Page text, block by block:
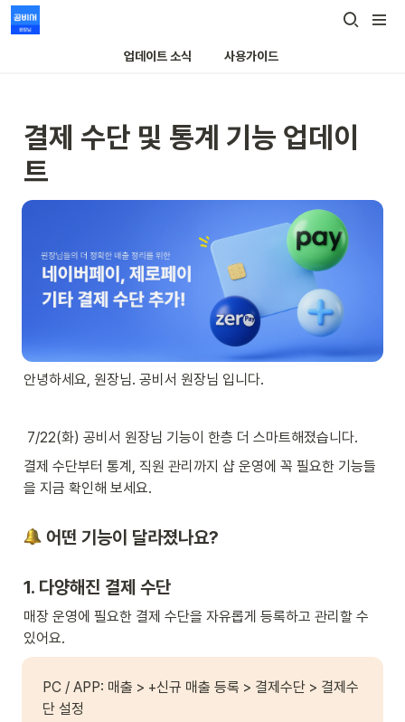
업데이트 소식 사용가이드
결제 수단 및 통계 기능 업데이
트
안녕하세요, 원장님. 공비서 원장님 입니다.
7/22(화) 공비서 원장님 기능이 한층 더 스마트해졌습니다.
결제 수단부터 통계, 직원 관리까지 샵 운영에 꼭 필요한 기능들
을 지금 확인해 보세요.
어떤 기능이 달라졌나요?
1. 다양해진 결제 수단
매장 운영에 필요한 결제 수단을 자유롭게 등록하고 관리할 수
있어요.
PC / APP: 매출 > +신규 매출 등록 > 결제수단 > 결제수
단 설정